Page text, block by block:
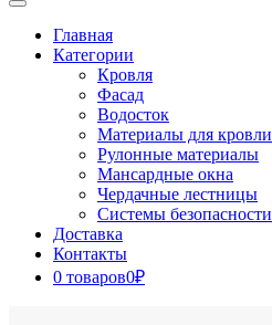
Open
ButtonГлавная
Категории
Кровля
Фасад
Водосток
Материалы для кровли
Рулонные материалы
Мансардные окна
Чердачные лестницы
Системы безопасности
Доставка
Контакты
0 товаров0₽